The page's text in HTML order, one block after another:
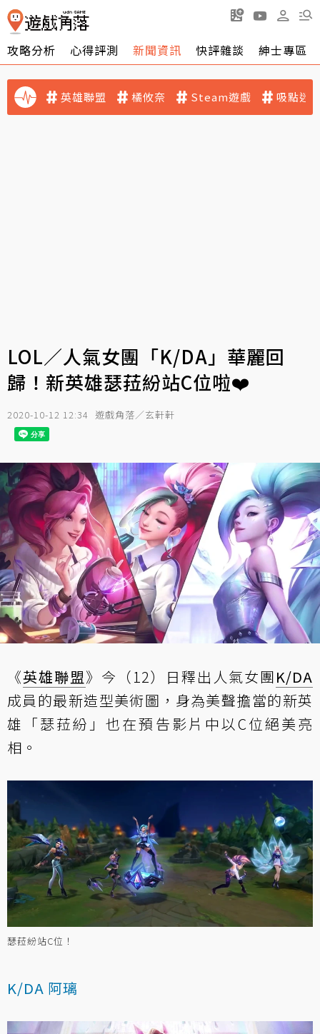
攻略分析 心得評測 新聞資訊 快評雜談 紳士專區
英雄聯盟 橘攸奈 Steam遊戲 吸點迷
LOL／人氣女團「K/DA」華麗回
歸！新英雄瑟菈紛站C位啦❤️️
2020-10-12 12:34 遊戲角落／玄軒軒
《英雄聯盟》今（12）日釋出人氣女團K/DA
成員的最新造型美術圖，身為美聲擔當的新英
雄「瑟菈紛」也在預告影片中以C位絕美亮
相。
瑟菈紛站C位！
K/DA 阿璃